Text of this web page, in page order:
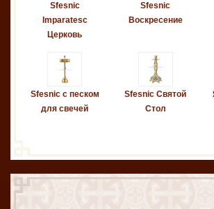
Sfesnic
Imparatesc
Церковь
Sfesnic
Воскресение
Sfesnic с песком
для свечей
Sfesnic Святой
Стол